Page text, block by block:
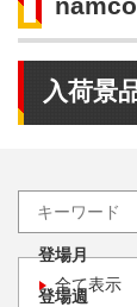
入荷景
登場月
全て表示
登場週